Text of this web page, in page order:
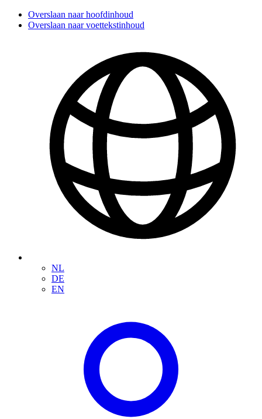
Overslaan naar hoofdinhoud
Overslaan naar voettekstinhoud
NL
DE
EN